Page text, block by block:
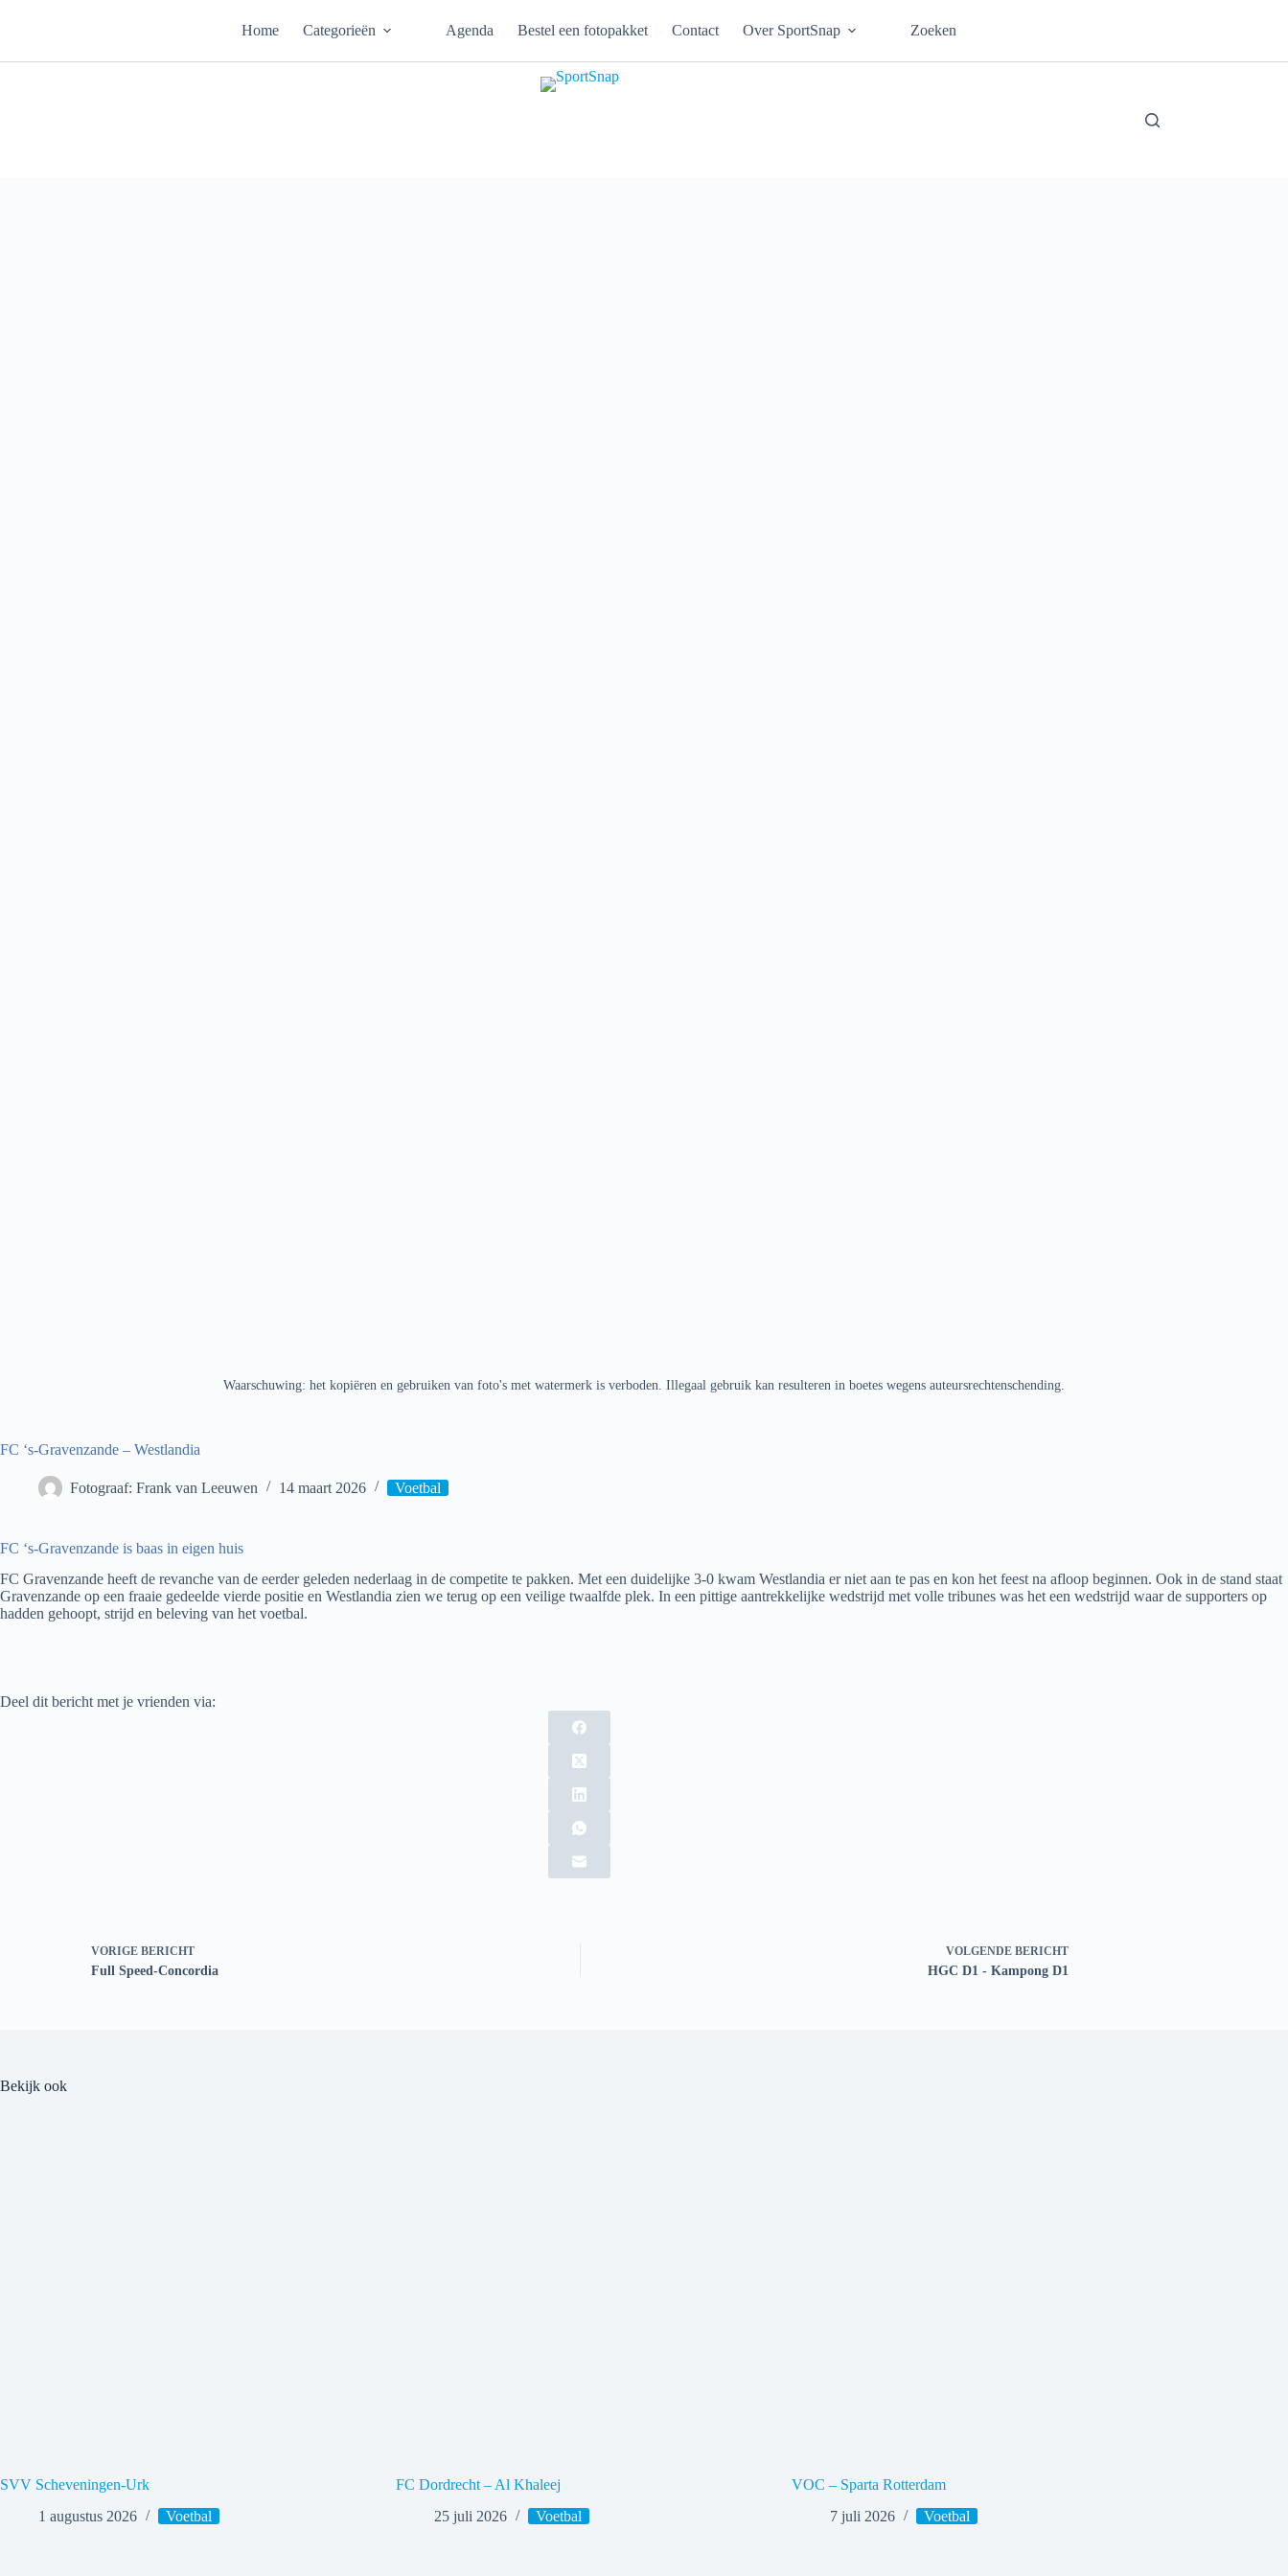
inhoud
Home Categorieën Agenda Bestel een fotopakket Contact Over SportSnap Zoeken
Waarschuwing: het kopiëren en gebruiken van foto's met watermerk is verboden. Illegaal gebruik kan resulteren in boetes wegens auteursrechtenschending.
FC ‘s-Gravenzande – Westlandia
Fotograaf: Frank van Leeuwen 14 maart 2026 Voetbal
FC ‘s-Gravenzande is baas in eigen huis
FC Gravenzande heeft de revanche van de eerder geleden nederlaag in de competite te pakken. Met een duidelijke 3-0 kwam Westlandia er niet aan te pas en kon het feest na afloop beginnen. Ook in de stand staat
Gravenzande op een fraaie gedeelde vierde positie en Westlandia zien we terug op een veilige twaalfde plek. In een pittige aantrekkelijke wedstrijd met volle tribunes was het een wedstrijd waar de supporters op
hadden gehoopt, strijd en beleving van het voetbal.
Deel dit bericht met je vrienden via:
VORIGE BERICHT
Full Speed-Concordia
VOLGENDE BERICHT
HGC D1 - Kampong D1
Bekijk ook
SVV Scheveningen-Urk
1 augustus 2026
Voetbal
FC Dordrecht – Al Khaleej
25 juli 2026
Voetbal
VOC – Sparta Rotterdam
7 juli 2026
Voetbal